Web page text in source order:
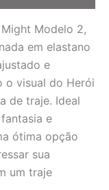
Modelo 2,
em elastano
e
o visual do Herói
de traje. Ideal
e
ótima opção
sua
um traje